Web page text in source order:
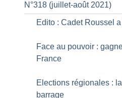
N°318 (juillet-août 2021)
Edito : Cadet Roussel
Face au pouvoir :
France
Elections régionales :
barrage